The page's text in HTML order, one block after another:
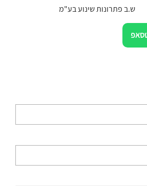
ש.ב פתרונות שינוע בע"מ